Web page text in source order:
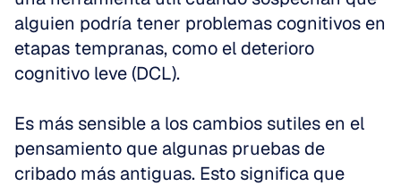
alguien podría tener problemas cognitivos en
etapas tempranas, como el deterioro
cognitivo leve (DCL).
Es más sensible a los cambios sutiles en el
pensamiento que algunas pruebas de
cribado más antiguas. Esto significa que